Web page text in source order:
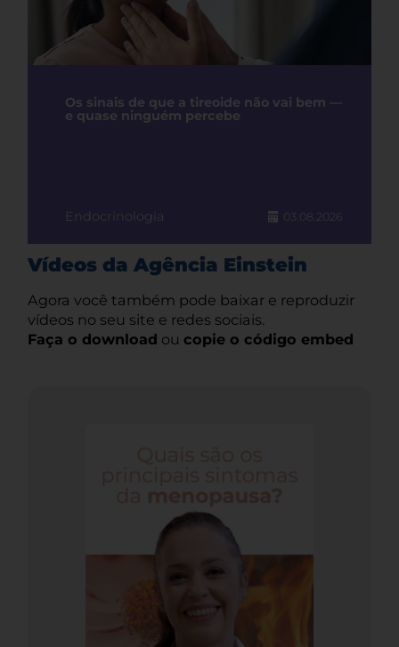
Os sinais de que a tireoide não vai bem —
e quase ninguém percebe
Endocrinologia 03.08.2026
Vídeos da Agência Einstein
Agora você também pode baixar e reproduzir
vídeos no seu site e redes sociais.
Faça o download ou copie o código embed